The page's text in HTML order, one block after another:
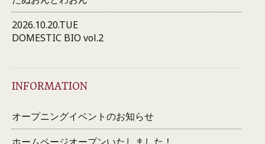
2026.10.20.TUE
DOMESTIC BIO vol.2
INFORMATION
オープニングイベントのお知らせ